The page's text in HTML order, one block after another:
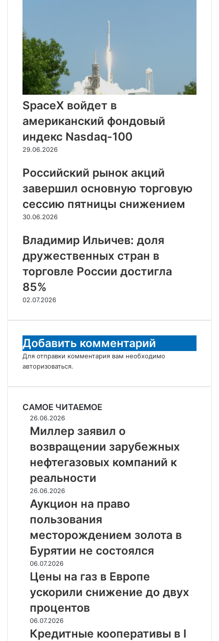
SpaceX войдет в
американский фондовый
индекс Nasdaq-100
29.06.2026
Российский рынок акций
завершил основную торговую
сессию пятницы снижением
30.06.2026
Владимир Ильичев: доля
дружественных стран в
торговле России достигла
85%
02.07.2026
Добавить комментарий
Для отправки комментария вам необходимо
авторизоваться.
САМОЕ ЧИТАЕМОЕ
Миллер
заявил
возвращении
зарубежных
нефтегазовых
компаний
к
реальности
26.06.2026
Миллер заявил о
возвращении зарубежных
нефтегазовых компаний к
реальности
Аукцион
на
право
пользования
месторождением
золота
в
Бурятии
не
состоялся
26.06.2026
Аукцион на право
пользования
месторождением золота в
Бурятии не состоялся
Цены
на
газ
в
Европе
ускорили
снижение
до
06.07.2026
Цены на газ в Европе
ускорили снижение до двух
процентов
Кредитные
кооперативы
06.07.2026
Кредитные кооперативы в I